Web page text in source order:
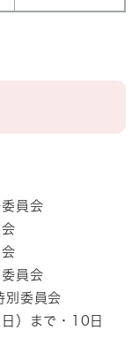
員会
員会
別委員会
）まで・10日